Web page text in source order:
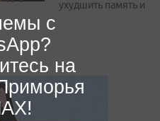
ухудшить память и
с
на